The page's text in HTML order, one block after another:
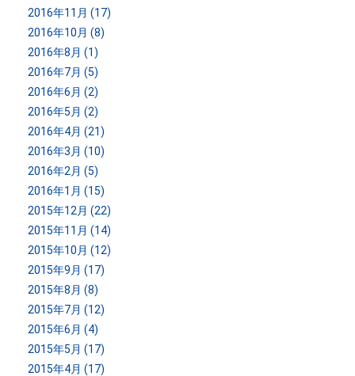
2016年11月 (17)
2016年10月 (8)
2016年8月 (1)
2016年7月 (5)
2016年6月 (2)
2016年5月 (2)
2016年4月 (21)
2016年3月 (10)
2016年2月 (5)
2016年1月 (15)
2015年12月 (22)
2015年11月 (14)
2015年10月 (12)
2015年9月 (17)
2015年8月 (8)
2015年7月 (12)
2015年6月 (4)
2015年5月 (17)
2015年4月 (17)